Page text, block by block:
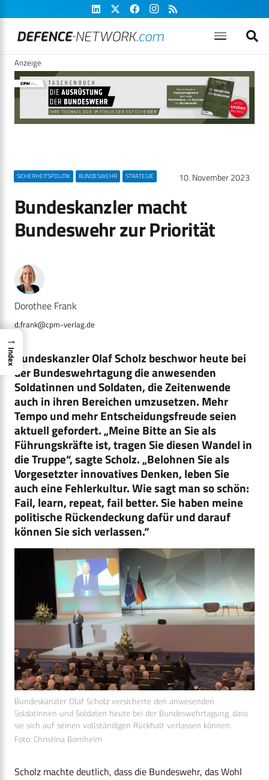
Anzeige
SICHERHEITSPOLITIK BUNDESWEHR STRATEGIE 10. November 2023
Bundeskanzler macht
Bundeswehr zur Priorität
Dorothee Frank
d.frank@cpm-verlag.de
Bundeskanzler Olaf Scholz beschwor heute bei
der Bundeswehrtagung die anwesenden
Soldatinnen und Soldaten, die Zeitenwende
auch in ihren Bereichen umzusetzen. Mehr
Tempo und mehr Entscheidungsfreude seien
aktuell gefordert. „Meine Bitte an Sie als
Führungskräfte ist, tragen Sie diesen Wandel in
die Truppe“, sagte Scholz. „Belohnen Sie als
Vorgesetzter innovatives Denken, leben Sie
auch eine Fehlerkultur. Wie sagt man so schön:
Fail, learn, repeat, fail better. Sie haben meine
politische Rückendeckung dafür und darauf
können Sie sich verlassen.“
Bundeskanzler Olaf Scholz versicherte den anwesenden
Soldatinnen und Soldaten heute bei der Bundeswehrtagung, dass
sie sich auf seinen vollständigen Rückhalt verlassen können.
Foto: Christina Bornheim
Scholz machte deutlich, dass die Bundeswehr, das Wohl
→
Index